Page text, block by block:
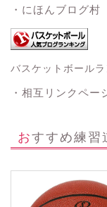
・にほんブログ村
バスケットボール
・相互リンクペー
おすすめ練